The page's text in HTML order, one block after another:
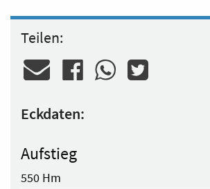
Teilen:
Eckdaten:
Aufstieg
550 Hm